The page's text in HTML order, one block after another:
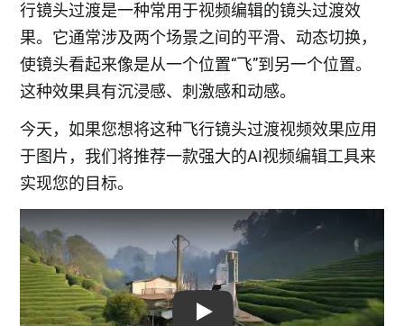
行镜头过渡是一种常用于视频编辑的镜头过渡效
果。它通常涉及两个场景之间的平滑、动态切换，
使镜头看起来像是从一个位置“飞”到另一个位置。
这种效果具有沉浸感、刺激感和动感。
今天，如果您想将这种飞行镜头过渡视频效果应用
于图片，我们将推荐一款强大的AI视频编辑工具来
实现您的目标。
Play: Keynote (Google I/O '18)